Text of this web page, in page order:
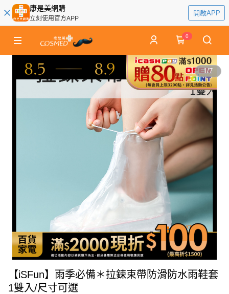
康是美網購
立刻使用官方APP
開啟APP
0
1/7
【iSFun】雨季必備＊拉鍊束帶防滑防水雨鞋套
1雙入/尺寸可選